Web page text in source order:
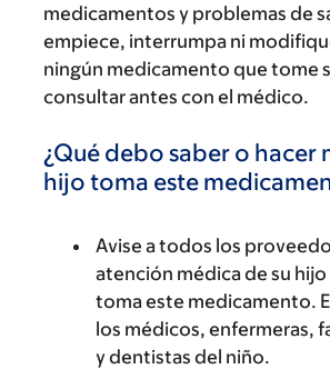
medicamentos y problemas de
empiece, interrumpa ni
ningún medicamento que tome
consultar antes con el médico.
¿Qué debo saber o hacer
hijo toma este
Avise a todos los
atención médica de su
toma este medicamento.
los médicos, enfermeras,
y dentistas del niño.